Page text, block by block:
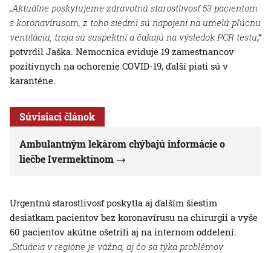
„Aktuálne poskytujeme zdravotnú starostlivosť 53 pacientom
s koronavírusom, z toho siedmi sú napojení na umelú pľúcnu
ventiláciu, traja sú suspektní a čakajú na výsledok PCR testu,“
potvrdil Jaška. Nemocnica eviduje 19 zamestnancov
pozitívnych na ochorenie COVID-19, ďalší piati sú v
karanténe.
Súvisiaci článok
Ambulantným lekárom chýbajú informácie o
liečbe Ivermektínom
Urgentnú starostlivosť poskytla aj ďalším šiestim
desiatkam pacientov bez koronavírusu na chirurgii a vyše
60 pacientov akútne ošetrili aj na internom oddelení.
„Situácia v regióne je vážna, aj čo sa týka problémov